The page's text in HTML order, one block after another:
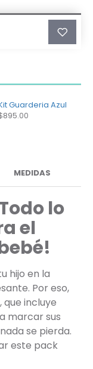
Guarderia Azul
MEDIDAS
lo
el
hijo en la
Por eso,
, que incluye
marcar sus
se pierda.
este pack